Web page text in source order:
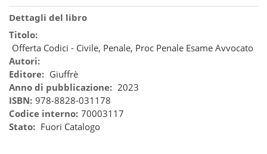
Dettagli del libro
Titolo:
Offerta Codici - Civile, Penale, Proc Penale Esame Avvocato
Autori:
Editore: Giuffrè
Anno di pubblicazione: 2023
ISBN: 978-8828-031178
Codice interno: 70003117
Stato: Fuori Catalogo